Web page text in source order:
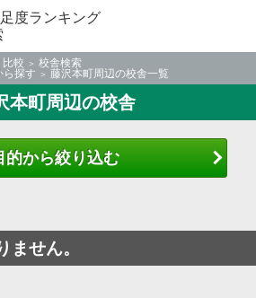
度ランキング
較
校舎検索
ら探す
藤沢本町周辺の校舎一覧
本町周辺の校舎
的から絞り込む
ません。